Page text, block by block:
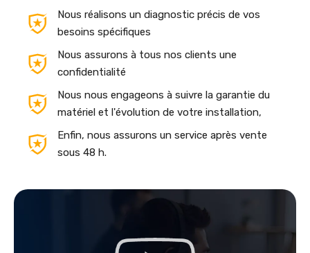
Nous réalisons un diagnostic précis de vos
besoins spécifiques
Nous assurons à tous nos clients une
confidentialité
Nous nous engageons à suivre la garantie du
matériel et l'évolution de votre installation,
Enfin, nous assurons un service après vente
sous 48 h.